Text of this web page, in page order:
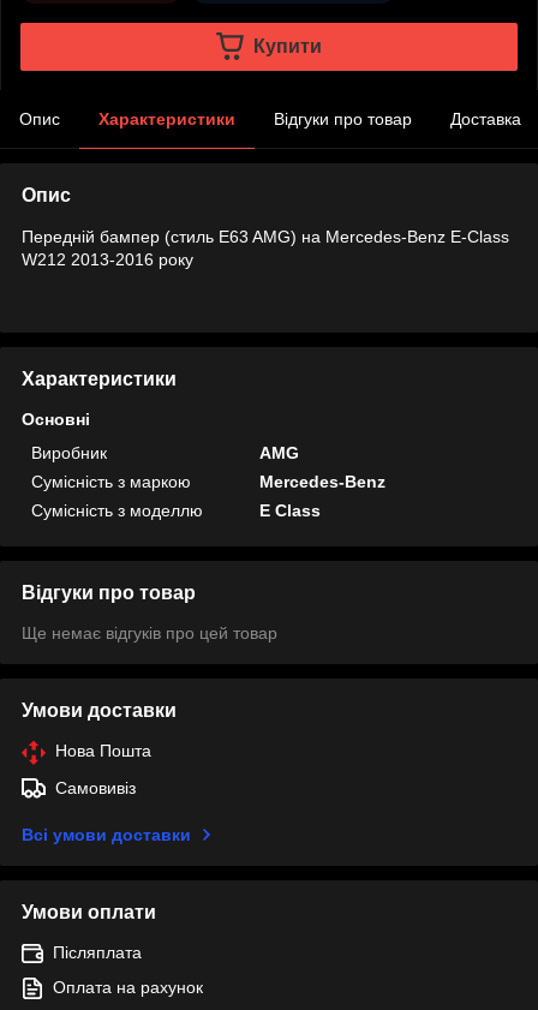
Купити
Опис Характеристики Відгуки про товар Доставка
Опис
Передній бампер (стиль E63 AMG) на Mercedes-Benz E-Class
W212 2013-2016 року
Характеристики
Основні
Виробник
AMG
Сумісність з маркою
Mercedes-Benz
Сумісність з моделлю
E Class
Відгуки про товар
Ще немає відгуків про цей товар
Умови доставки
Нова Пошта
Самовивіз
Всі умови доставки
Умови оплати
Післяплата
Оплата на рахунок